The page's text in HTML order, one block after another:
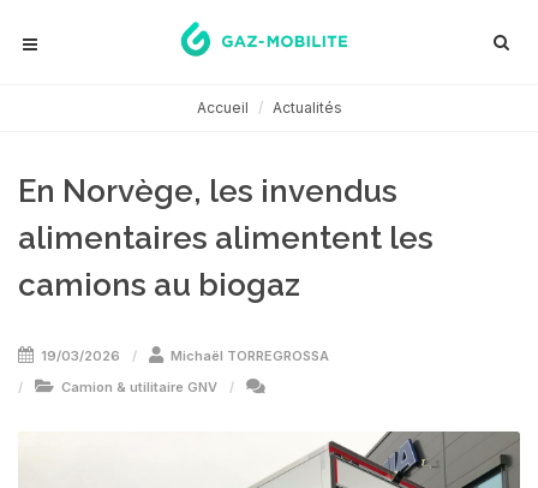
Accueil Actualités
En Norvège, les invendus
alimentaires alimentent les
camions au biogaz
19/03/2026
Michaël TORREGROSSA
Camion & utilitaire GNV